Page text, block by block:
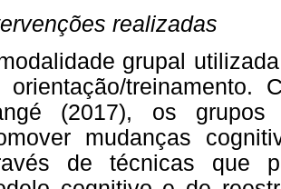
realizadas
grupal
orientação/treinamento.
(2017), os grupos
mudanças
de técnicas que